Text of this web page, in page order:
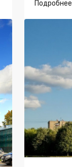
Подробнее